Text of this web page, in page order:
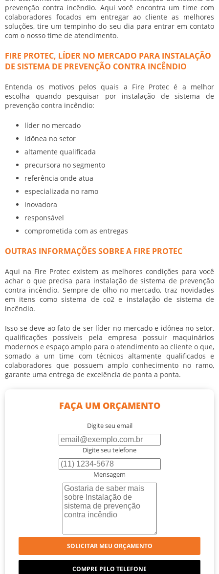
prevenção contra incêndio. Aqui você encontra um time com
colaboradores focados em entregar ao cliente as melhores
soluções, tire um tempinho do seu dia para entrar em contato
com o nosso time de atendimento.
FIRE PROTEC, LÍDER NO MERCADO PARA INSTALAÇÃO
DE SISTEMA DE PREVENÇÃO CONTRA INCÊNDIO
Entenda os motivos pelos quais a Fire Protec é a melhor
escolha quando pesquisar por instalação de sistema de
prevenção contra incêndio:
líder no mercado
idônea no setor
altamente qualificada
precursora no segmento
referência onde atua
especializada no ramo
inovadora
responsável
comprometida com as entregas
OUTRAS INFORMAÇÕES SOBRE A FIRE PROTEC
Aqui na Fire Protec existem as melhores condições para você
achar o que precisa para instalação de sistema de prevenção
contra incêndio. Sempre de olho no mercado, traz novidades
em itens como sistema de co2 e instalação de sistema de
incêndio.
Isso se deve ao fato de ser líder no mercado e idônea no setor,
qualificações possíveis pela empresa possuir maquinários
modernos e espaço amplo para o atendimento ao cliente o que,
somado a um time com técnicos altamente qualificados e
colaboradores que possuem amplo conhecimento no ramo,
garante uma entrega de excelência de ponta a ponta.
FAÇA UM ORÇAMENTO
Digite seu email
Digite seu telefone
Mensagem
SOLICITAR MEU ORÇAMENTO
COMPRE PELO TELEFONE